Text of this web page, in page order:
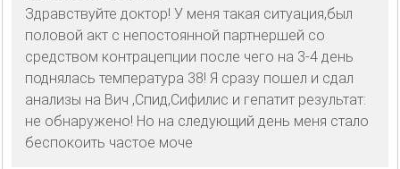
Здравствуйте доктор! У меня такая ситуация,был
половой акт с непостоянной партнершей со
средством контрацепции после чего на 3-4 день
поднялась температура 38! Я сразу пошел и сдал
анализы на Вич ,Спид,Сифилис и гепатит результат:
не обнаружено! Но на следующий день меня стало
беспокоить частое моче